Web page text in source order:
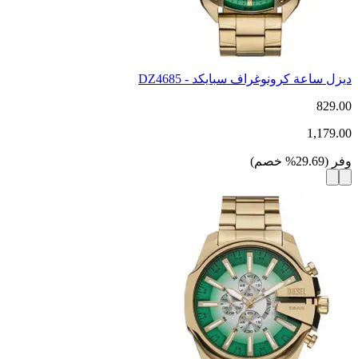
ديزل ساعة كرونوغراف سبايكد - DZ4685
829.00
1,179.00
وفر (
29.69
% خصم)